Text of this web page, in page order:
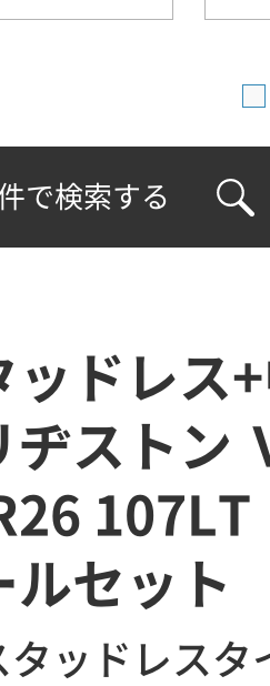
で検索する
ッドレス
スト
ルセット
タッドレスタ